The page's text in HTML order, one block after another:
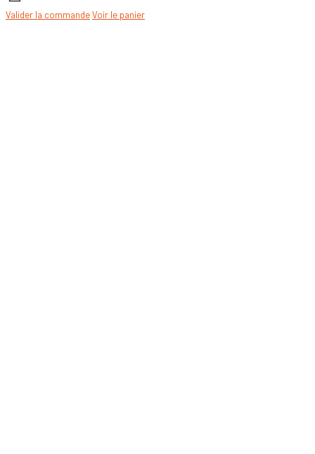
Valider la commandeVoir le panier